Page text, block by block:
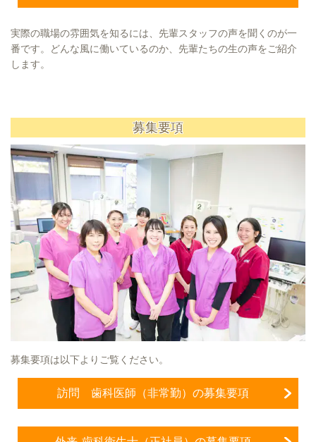
実際の職場の雰囲気を知るには、先輩スタッフの声を聞くのが一
番です。どんな風に働いているのか、先輩たちの生の声をご紹介
します。
募集要項
募集要項は以下よりご覧ください。
訪問 歯科医師（非常勤）の募集要項